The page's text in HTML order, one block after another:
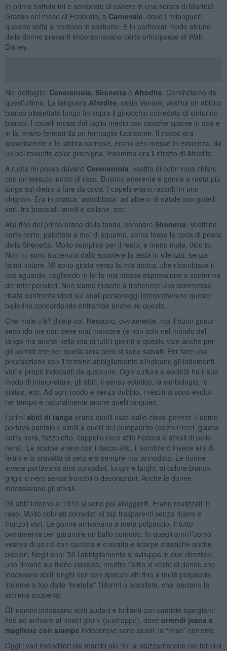
In prima battuta mi è sembrato di essere in una serata di Martedì
Grasso nel mese di Febbraio, a Carnevale , dove i milongueri
qualche volta si vestono in costume. E in particolar modo alcune
delle donne presenti impersonavano certe principesse di Walt
Disney.
Nel dettaglio: Cenerentola Sirenetta e Afrodite . Cominciamo da
quest’ultima. La tanguera Afrodite , ossia Venere, vestiva un abitino
bianco plissettato lungo fin sopra il ginocchio corredato di cinturino
bianco. I capelli mossi dal taglio medio con ciocche sparse in qua e
in là, erano fermati da un fermaglio luccicante. Il trucco era
appariscente e le labbra carnose, erano ben messe in evidenza, da
un bel rossetto color gramigna. Insomma era il ritratto di Afrodite.
A ruota mi passa davanti Cenerentola , vestita di color rosa chiaro
con un tessuto lucido di raso. Bustino aderente e gonna a ruota più
lunga sul dietro a fare da coda. I capelli erano raccolti in uno
chignon. Era in pratica “addobbata” ad albero di natale con gioielli
vari, tra bracciali, anelli e collane, ecc.
Alla fine del primo brano della tanda, compare Sirenetta . Vestitino
corto corto, paiettato a mo’ di squame, come fosse la coda di pesce
della Sirenetta. Molto semplice per il resto, e meno male, dico io.
Non mi sono trattenuta dallo scuotere la testa in silenzio, senza
farmi notare. Mi sono girata verso la mia amica, che ricambiava il
mio sguardo, cogliendo in lei la mia stessa espressione a conferma
dei miei pensieri. Non siamo riuscite a trattenere una sommessa
risata confrontandoci sui quali personaggi interpretavano queste
ballerine concordando entrambe anche su questo.
Che male c’è? direte voi. Nessuno, ovviamente, ma il buon gusto
secondo me non deve mai mancare (e non solo nel mondo del
tango ma anche nella vita di tutti i giorni) e questo vale anche per
gli uomini che per quella sera però si sono salvati. Per fare una
precisazione con il termine abbigliamento s’indicano gli indumenti
veri e propri indossati da qualcuno. Ogni cultura e società ha il suo
modo di interpretare, gli abiti, il senso estetico, la simbologia, lo
status, ecc. Ad ogni modo e senza dubbio, i vestiti si sono evoluti
nel tempo e naturalmente anche quelli tangueri.
I primi abiti di tango erano quelli usati dalle classi povere. L’uomo
portava pantaloni simili a quelli del compadrito (calzoni neri, giacca
corta nera, fazzoletto, cappello nero stile Fedora e stivali di pelle
nera). Le scarpe erano con il tacco alto, il sombrero invece era di
feltro e la cravatta di seta era sempre mal annodata. Le donne
invece portavano abiti contadini, lunghi e larghi, di colore bianco,
grigio o nero senza fronzoli o decorazioni. Anche le donne
indossavano gli stivali.
Gli abiti intorno al 1910 si sono poi alleggeriti. Erano realizzati in
raso. Molto colorati corredati di top trasparenti senza ricami e
fronzoli vari. Le gonne arrivavano a metà polpaccio. Il tutto
ovviamente per garantire un ballo comodo. In quegli anni l’uomo
vestiva di scuro con camicia e cravatta e scarpe classiche anche
bicolori. Negli anni ’50 l’abbigliamento si sviluppa in due direzioni,
uno rimane sul filone classico, mentre l’altro si veste di donne che
indossano abiti lunghi neri con spacchi alti fino a metà polpaccio,
insieme a top dalle “bretelle” filiformi o accollate, che lasciano la
schiena scoperta.
Gli uomini indossano abiti audaci e brillanti con camicie sgargianti
fino ad arrivare ai nostri giorni (purtroppo), dove orrendi jeans e
magliette con stampe indecorose sono quasi, la “mise” corrente .
Oggi i vari rivenditori dai marchi più “in” si sbizzarriscono nel fornirci